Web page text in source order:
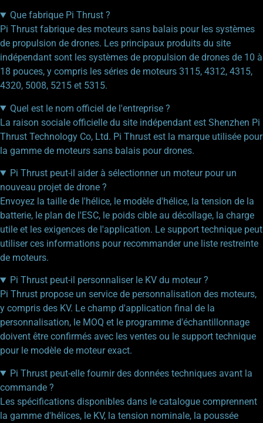
Que fabrique Pi Thrust ?
Pi Thrust fabrique des moteurs sans balais pour les systèmes
de propulsion de drones. Les principaux produits du site
indépendant sont les systèmes de propulsion de drones de 10 à
18 pouces, y compris les séries de moteurs 3115, 4312, 4315,
4320, 5008, 5215 et 5315.
Quel est le nom officiel de l'entreprise ?
La raison sociale officielle du site indépendant est Shenzhen Pi
Thrust Technology Co, Ltd. Pi Thrust est la marque utilisée pour
la gamme de moteurs sans balais pour drones.
Pi Thrust peut-il aider à sélectionner un moteur pour un
nouveau projet de drone ?
Envoyez la taille de l'hélice, le modèle d'hélice, la tension de la
batterie, le plan de l'ESC, le poids cible au décollage, la charge
utile et les exigences de l'application. Le support technique peut
utiliser ces informations pour recommander une liste restreinte
de moteurs.
Pi Thrust peut-il personnaliser le KV du moteur ?
Pi Thrust propose un service de personnalisation des moteurs,
y compris des KV. Le champ d'application final de la
personnalisation, le MOQ et le programme d'échantillonnage
doivent être confirmés avec les ventes ou le support technique
pour le modèle de moteur exact.
Pi Thrust peut-elle fournir des données techniques avant la
commande ?
Les spécifications disponibles dans le catalogue comprennent
la gamme d'hélices, le KV, la tension nominale, la poussée